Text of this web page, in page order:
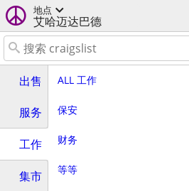
地点
艾哈迈达巴德
出售
服务
工作
集市
ALL 工作
保安
财务
等等